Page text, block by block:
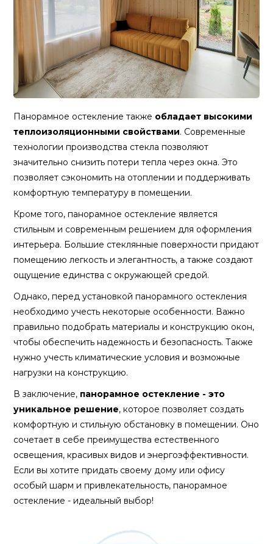
Панорамное остекление также обладает высокими
теплоизоляционными свойствами. Современные
технологии производства стекла позволяют
значительно снизить потери тепла через окна. Это
позволяет сэкономить на отоплении и поддерживать
комфортную температуру в помещении.
Кроме того, панорамное остекление является
стильным и современным решением для оформления
интерьера. Большие стеклянные поверхности придают
помещению легкость и элегантность, а также создают
ощущение единства с окружающей средой.
Однако, перед установкой панорамного остекления
необходимо учесть некоторые особенности. Важно
правильно подобрать материалы и конструкцию окон,
чтобы обеспечить надежность и безопасность. Также
нужно учесть климатические условия и возможные
нагрузки на конструкцию.
В заключение, панорамное остекление - это
уникальное решение, которое позволяет создать
комфортную и стильную обстановку в помещении. Оно
сочетает в себе преимущества естественного
освещения, красивых видов и энергоэффективности.
Если вы хотите придать своему дому или офису
особый шарм и привлекательность, панорамное
остекление - идеальный выбор!